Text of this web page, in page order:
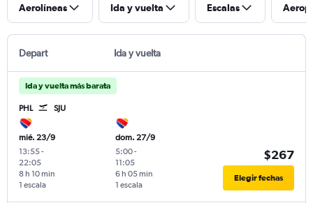
Aerolíneas Ida y vuelta Escalas
Depart Ida y vuelta
Ida y vuelta más barata
PHL SJU
mié. 23/9
13:55-
22:05
1 escala
8 h 10 min
dom. 27/9
5:00-
11:05
1 escala
6 h 05 min
$267
Elegir fechas